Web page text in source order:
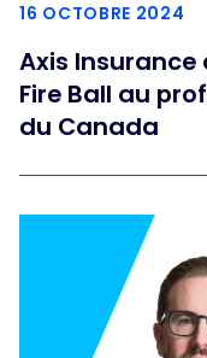
16 OCTOBRE 2024
Axis
Fire Ball au
du Canada